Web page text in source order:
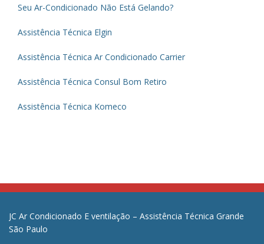
Seu Ar-Condicionado Não Está Gelando?
Assistência Técnica Elgin
Assistência Técnica Ar Condicionado Carrier
Assistência Técnica Consul Bom Retiro
Assistência Técnica Komeco
JC Ar Condicionado E ventilação – Assistência Técnica Grande
São Paulo